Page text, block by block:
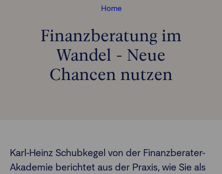
Finanzberatende
Login
Home
Finanzberatung im
Wandel - Neue
Chancen nutzen
Karl-Heinz Schubkegel von der Finanzberater-
Akademie berichtet aus der Praxis, wie Sie als